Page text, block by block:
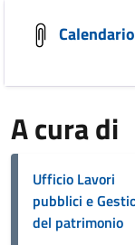
A cura di
Ufficio Lavori
pubblici e
del patrimonio